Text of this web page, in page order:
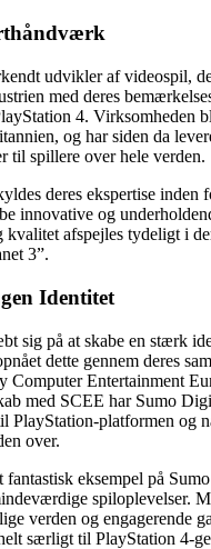
udvikler af videospil,
med deres
4. Virksomheden
og har siden da
til spillere over hele verden.
deres ekspertise inden
innovative og
afspejles tydeligt i
3”.
Identitet
sig på at skabe en stærk
dette gennem deres
Computer Entertainment
med SCEE har Sumo
PlayStation-platformen og
over.
eksempel på
spiloplevelser.
verden og engagerende
særligt til PlayStation 4-